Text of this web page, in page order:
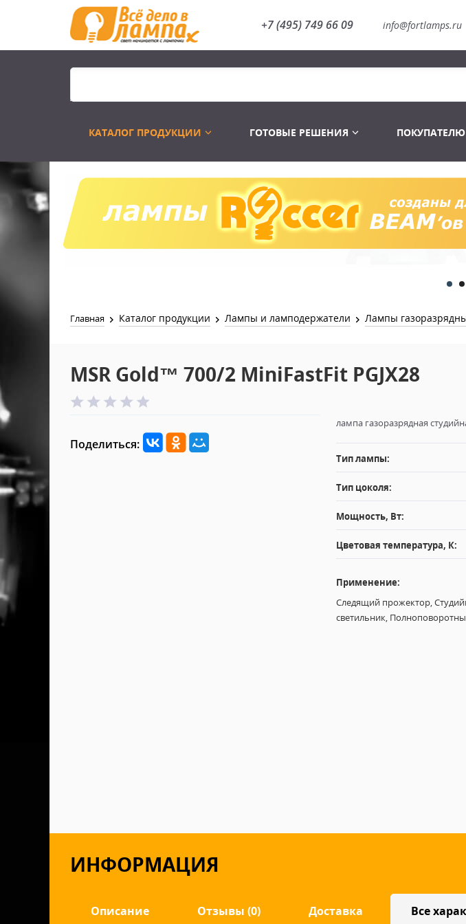
+7 (495) 749 66 09 info@fortlamps.ru
КАТАЛОГ ПРОДУКЦИИ
Распродажа Лампы газоразрядные
ГОТОВЫЕ РЕШЕНИЯ ПОКУПАТЕЛЮ
Главная Каталог продукции Лампы и ламподержатели Лампы
MSR Gold™ 700/2 MiniFastFit PGJX28
Поделиться:
лампа газоразрядная
Тип лампы:
Тип цоколя:
Мощность, Вт:
Цветовая температура, К:
Применение:
Следящий прожектор,
светильник,
ИНФОРМАЦИЯ
Описание Отзывы (0) Доставка Все